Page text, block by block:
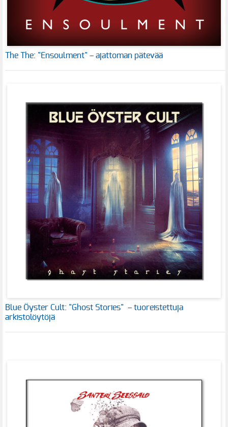
The The: "Ensoulment" – ajattoman pätevää
Blue Öyster Cult: "Ghost Stories" – tuoreistettuja
arkistolöytöjä